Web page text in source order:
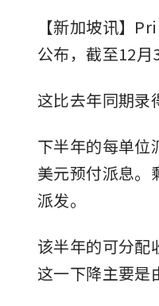
【新加坡讯】
公布，截至12月
这比去年同期录
下半年的每单位
美元预付派息。
派发。
该半年的可分配
这一下降主要是